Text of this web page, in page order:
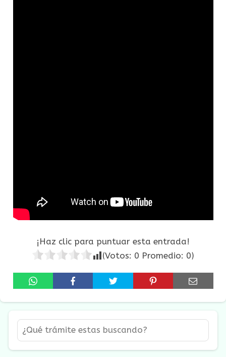
¡Haz clic para puntuar esta entrada!
(Votos: 0 Promedio: 0)